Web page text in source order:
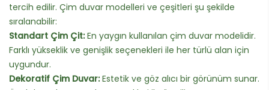
tercih edilir. Çim duvar modelleri ve çeşitleri şu şekilde
sıralanabilir:
Standart Çim Çit:En yaygın kullanılan çim duvar modelidir.
Farklı yükseklik ve genişlik seçenekleri ile her türlü alan için
uygundur.
Dekoratif Çim Duvar:Estetik ve göz alıcı bir görünüm sunar.